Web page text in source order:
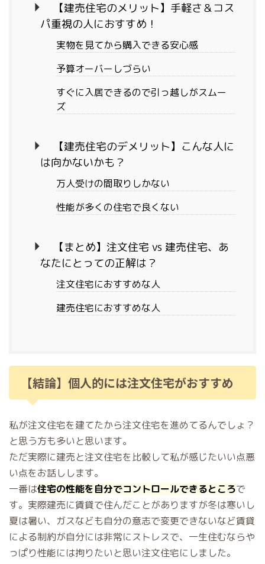
【建売住宅のメリット】手軽さ＆コス
パ重視の人におすすめ！
実物を見てから購入できる安心感
予算オーバーしづらい
すぐに入居できるので引っ越しがスムー
ズ
【建売住宅のデメリット】こんな人に
は向かないかも？
万人受けの間取りしかない
性能が多くの住宅で良くない
【まとめ】注文住宅 vs 建売住宅、あ
なたにとっての正解は？
注文住宅におすすめな人
建売住宅におすすめな人
【結論】個人的には注文住宅がおすすめ
私が注文住宅を建てたから注文住宅を進めてるんでしょ？
と思う方も多いと思います。
ただ実際に建売と注文住宅を比較して私が感じたいい点悪
い点をお話しします。
一番は住宅の性能を自分でコントロールできるところで
す。実際建売に賃貸で住んだことがありますが冬は寒いし
夏は暑い、ガスなども自分の意志で変更できないなど賃貸
による制約が自分には非常にストレスで、一生住むならや
っぱり性能には拘りたいと思い注文住宅にしました。